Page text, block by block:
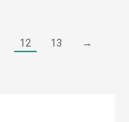
12 13 →